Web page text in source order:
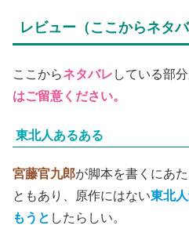
レビュー（ここからネタバ
ここからネタバレ している部
はご留意ください。
東北人あるある
宮藤官九郎が脚本を書くにあ
ともあり、原作にはない東北
もうと したらしい。